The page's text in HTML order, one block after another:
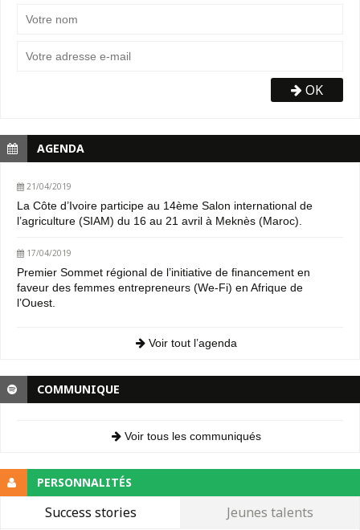
OK
AGENDA
21/04/2019
La Côte d’Ivoire participe au 14ème Salon international de
l’agriculture (SIAM) du 16 au 21 avril à Meknès (Maroc).
17/04/2019
Premier Sommet régional de l’initiative de financement en
faveur des femmes entrepreneurs (We-Fi) en Afrique de
l’Ouest.
Voir tout l’agenda
COMMUNIQUE
Voir tous les communiqués
PERSONNALITÉS
Success stories Jeunes talents